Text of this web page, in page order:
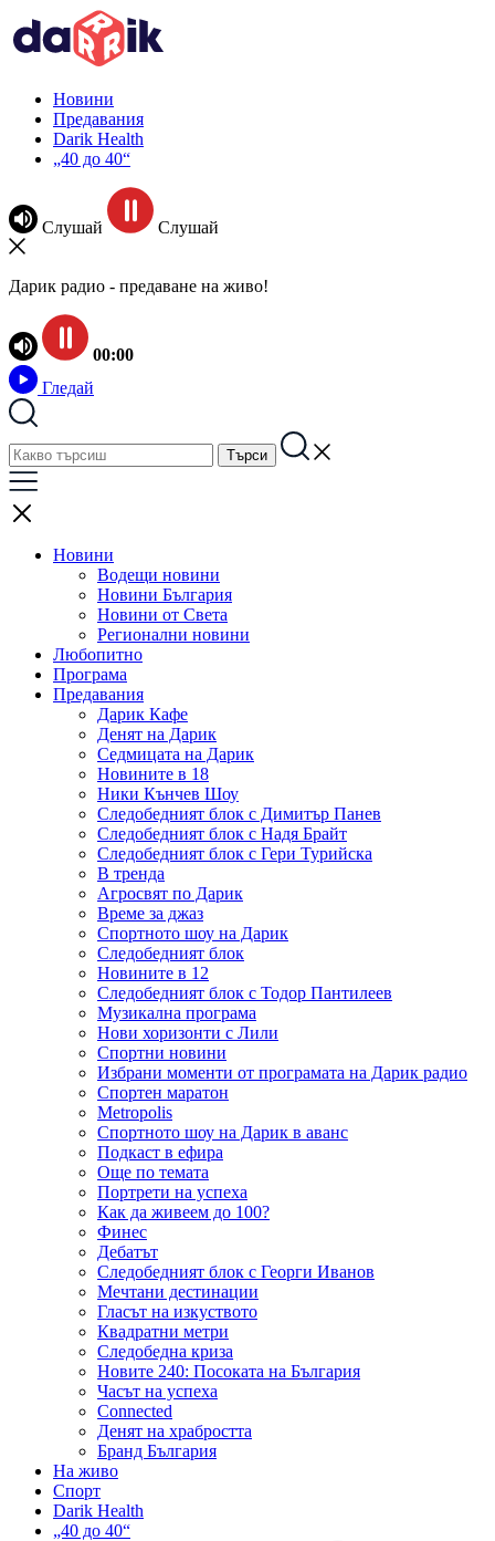
Новини
Предавания
Darik Health
„40 до 40“
Слушай Слушай
Дарик радио - предаване на живо!
00:00
Гледай
Новини
Водещи новини
Новини България
Новини от Света
Регионални новини
Любопитно
Програма
Предавания
Дарик Кафе
Денят на Дарик
Седмицата на Дарик
Новините в 18
Ники Кънчев Шоу
Следобедният блок с Димитър Панев
Следобедният блок с Надя Брайт
Следобедният блок с Гери Турийска
В тренда
Агросвят по Дарик
Време за джаз
Спортното шоу на Дарик
Следобедният блок
Новините в 12
Следобедният блок с Тодор Пантилеев
Музикална програма
Нови хоризонти с Лили
Спортни новини
Избрани моменти от програмата на Дарик радио
Спортен маратон
Metropolis
Спортното шоу на Дарик в аванс
Подкаст в ефира
Още по темата
Портрети на успеха
Как да живеем до 100?
Финес
Дебатът
Следобедният блок с Георги Иванов
Мечтани дестинации
Гласът на изкуството
Квадратни метри
Следобедна криза
Новите 240: Посоката на България
Часът на успеха
Connected
Денят на храбростта
Бранд България
На живо
Спорт
Darik Health
„40 до 40“